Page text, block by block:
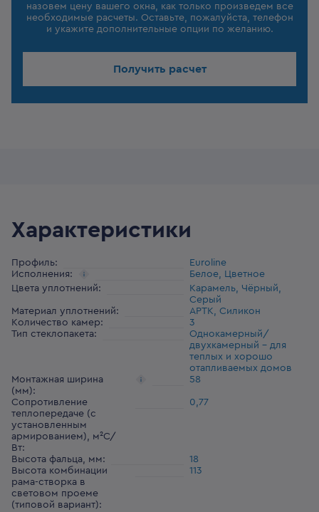
назовем цену вашего окна, как только произведем все
необходимые расчеты. Оставьте, пожалуйста, телефон
и укажите дополнительные опции по желанию.
Получить расчет
Характеристики
Профиль:
Euroline
Исполнения:
Белое, Цветное
Цвета уплотнений:
Карамель, Чёрный,
Серый
Материал уплотнений:
АРТК, Силикон
Количество камер:
3
Тип стеклопакета:
Однокамерный/
двухкамерный – для
теплых и хорошо
отапливаемых домов
Монтажная ширина
(мм):
58
Сопротивление
теплопередаче (с
установленным
армированием), м²С/
Вт:
0,77
Высота фальца, мм:
18
Высота комбинации
рама-створка в
световом проеме
(типовой вариант):
113